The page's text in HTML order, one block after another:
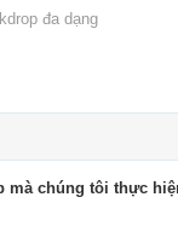
đa dạng
chúng tôi thực